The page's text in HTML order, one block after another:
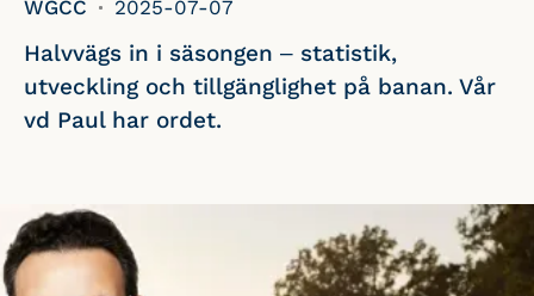
WGCC 2025-07-07
Halvvägs in i säsongen – statistik,
utveckling och tillgänglighet på banan. Vår
vd Paul har ordet.